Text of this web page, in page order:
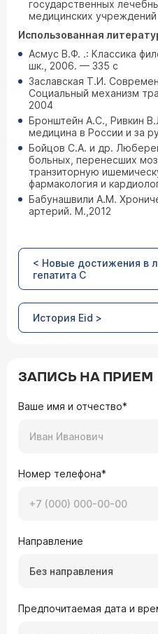
государственных
медицинских учреждений
Использованная
Асмус В.Ф. .: Классика
шк., 2006. — 335 с
Заславская Т.И.
Социальный механизм
2004
Бронштейн А.С., Ривкин
медицина в России и за
Бойцов С.А. и др.
больных, перенесших
транзиторную
фармакология и
Бабунашвили А.М.
артерий. М.,2012
< Новые достижения в
гепатита С
История Eid >
ЗАПИСЬ НА ПРИЕМ
Ваше имя и отчество*
Номер телефона*
Направление
Без направления
Предпочитаемая дата и